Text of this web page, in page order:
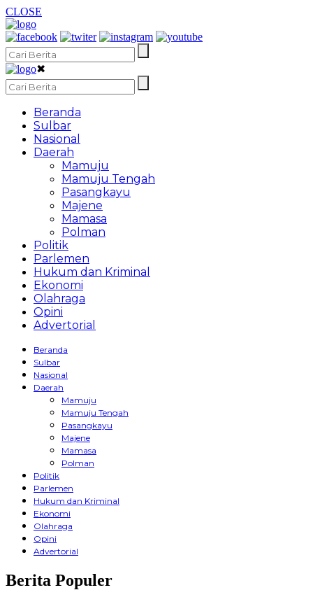
CLOSE
✖
Beranda
Sulbar
Nasional
Daerah
Mamuju
Mamuju Tengah
Pasangkayu
Majene
Mamasa
Polman
Politik
Parlemen
Hukum dan Kriminal
Ekonomi
Olahraga
Opini
Advertorial
Beranda
Sulbar
Nasional
Daerah
Mamuju
Mamuju Tengah
Pasangkayu
Majene
Mamasa
Polman
Politik
Parlemen
Hukum dan Kriminal
Ekonomi
Olahraga
Opini
Advertorial
Berita Populer